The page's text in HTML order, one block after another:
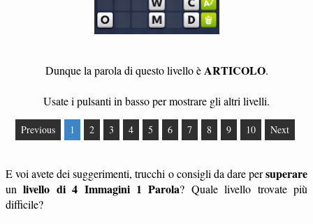
Dunque la parola di questo livello èARTICOLO.
Usate i pulsanti in basso per mostrare gli altri livelli.
Previous 1 2 3 4 5 6 7 8 9 10 Next
E voi avete dei suggerimenti, trucchi o consigli da dare persuperare
unlivello di 4 Immagini 1 Parola? Quale livello trovate più
difficile?